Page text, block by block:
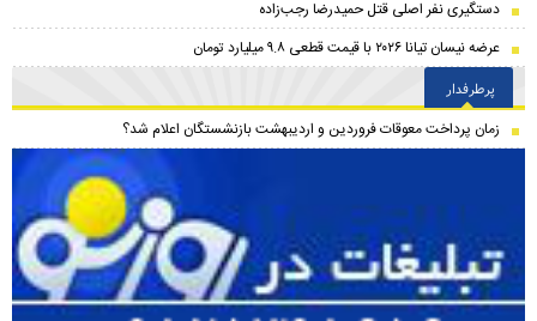
دستگیری نفر اصلی قتل حمیدرضا رجب‌زاده
عرضه نیسان تیانا ۲۰۲۶ با قیمت قطعی ۹.۸ میلیارد تومان
پرطرفدار
زمان پرداخت معوقات فروردین و اردیبهشت بازنشستگان اعلام شد؟